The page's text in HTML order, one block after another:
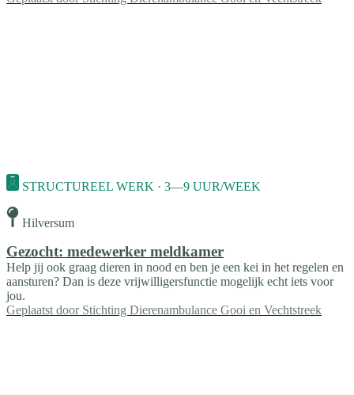
STRUCTUREEL WERK · 3—9 UUR/WEEK
Hilversum
Gezocht: medewerker meldkamer
Help jij ook graag dieren in nood en ben je een kei in het regelen en
aansturen? Dan is deze vrijwilligersfunctie mogelijk echt iets voor
jou.
Geplaatst door Stichting Dierenambulance Gooi en Vechtstreek